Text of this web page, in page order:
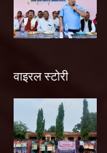
वाइरल स्टोरी